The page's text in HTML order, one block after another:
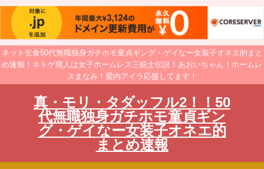
ネット乞食50代無職独身ガチホモ童貞ギング・ゲイなー女装子オネエ的まと
め速報！ネトゲ廃人は女子ホームレス三銃士伝説！あおいちゃん！ホームレ
スまなみ！愛内アイラ応援してます！
真・モリ・タダッフル2！！50
代無職独身ガチホモ童貞ギン
グ・ゲイなー女装子オネエ的
まとめ速報